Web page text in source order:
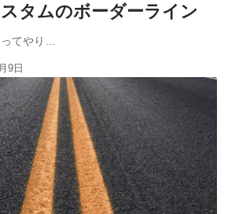
タムのボーダーライン
てやり…
9日